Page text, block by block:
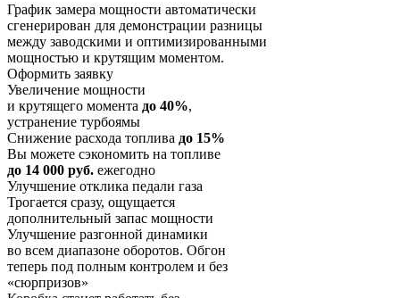
График замера мощности автоматически
сгенерирован для демонстрации разницы
между заводскими и оптимизированными
мощностью и крутящим моментом.
Оформить заявку
Увеличение мощности
и крутящего момента до 40%,
устранение турбоямы
Снижение расхода топлива до 15%
Вы можете сэкономить на топливе
до 14 000 руб. ежегодно
Улучшение отклика педали газа
Трогается сразу, ощущается
дополнительный запас мощности
Улучшение разгонной динамики
во всем диапазоне оборотов. Обгон
теперь под полным контролем и без
«сюрпризов»